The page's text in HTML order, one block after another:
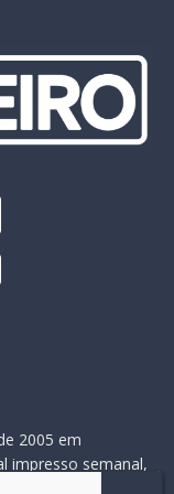
2005 em
impresso semanal,